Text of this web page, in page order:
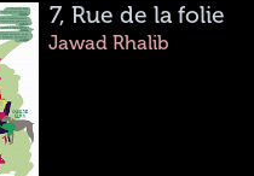
7, Rue de la folie
Jawad Rhalib